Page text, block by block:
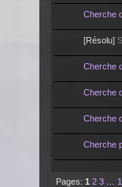
Cherche
[Résolu]
Cherche
Cherche
Cherche
Cherche
Pages: 1 2 3